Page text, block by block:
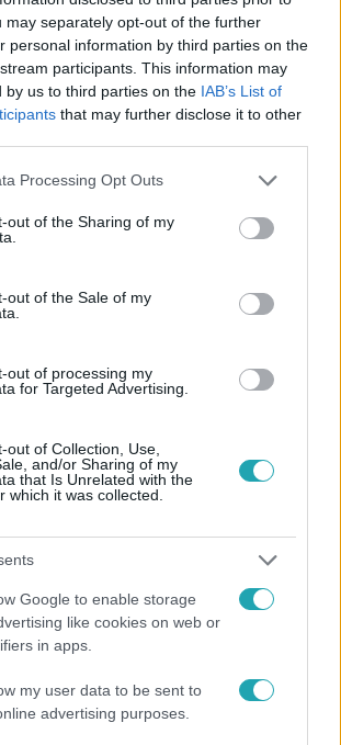
may separately opt-out of the further
personal information by third parties on the
participants. This information may
by us to third parties on the IAB’s List of
that may further disclose it to other
website/app uses one or more Google
visit or usage behaviour. You may click to
to Google and its third-party tags to
below specified purposes in below Google
Processing Opt Outs
out of the Sharing of my
out of the Sale of my
out of processing my
for Targeted Advertising.
out of Collection, Use,
and/or Sharing of my
that Is Unrelated with the
which it was collected.
Google to enable storage
like cookies on web or
in apps.
my user data to be sent to
advertising purposes.
és értesülj a friss hírekről a
is!
#ENYEDI ILDIKÓ
#NYÍLT NAP